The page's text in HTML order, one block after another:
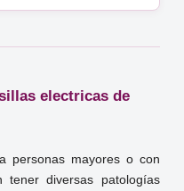
electricas de
personas mayores o con
tener diversas patologías